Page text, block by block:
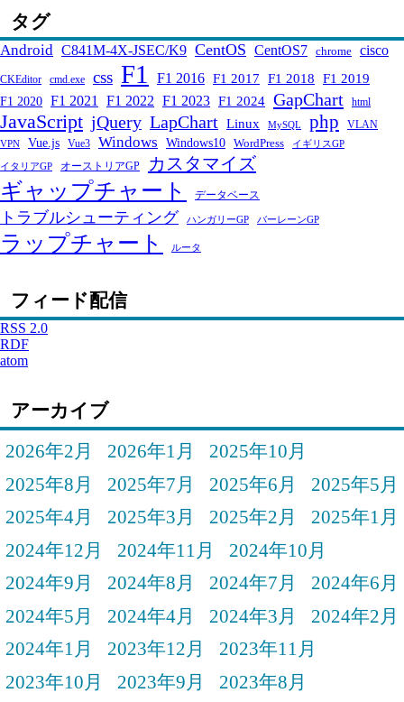
タグ
Android C841M-4X-JSEC/K9 CentOS CentOS7 chrome cisco
CKEditor cmd.exe css F1 F1 2016 F1 2017 F1 2018 F1 2019
F1 2020 F1 2021 F1 2022 F1 2023 F1 2024 GapChart html
JavaScript jQuery LapChart Linux MySQL php VLAN
VPN Vue.js Vue3 Windows Windows10 WordPress イギリスGP
イタリアGP オーストリアGP カスタマイズ
ギャップチャート データベース
トラブルシューティング ハンガリーGP バーレーンGP
ラップチャート ルータ
フィード配信
RSS 2.0
RDF
atom
アーカイブ
2026年2月
2026年1月
2025年10月
2025年8月
2025年7月 2025年6月
2025年5月
2025年4月
2025年3月 2025年2月
2025年1月
2024年12月
2024年11月
2024年10月
2024年9月
2024年8月 2024年7月
2024年6月
2024年5月
2024年4月 2024年3月
2024年2月
2024年1月
2023年12月
2023年11月
2023年10月
2023年9月
2023年8月